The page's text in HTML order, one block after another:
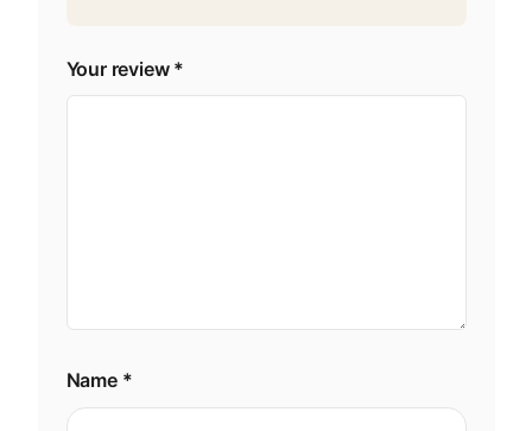
Your review *
Name *